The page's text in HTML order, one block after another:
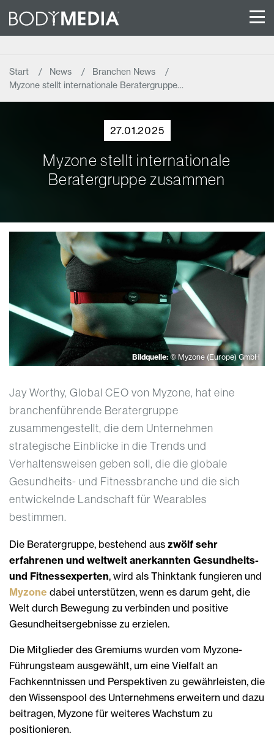
Start News
Branchen News
Myzone stellt internationale Beratergruppe…
27.01.2025
Myzone stellt internationale
Beratergruppe zusammen
Bildquelle: © Myzone (Europe) GmbH
Jay Worthy, Global CEO von Myzone, hat eine
branchenführende Beratergruppe
zusammengestellt, die dem Unternehmen
strategische Einblicke in die Trends und
Verhaltensweisen geben soll, die die globale
Gesundheits- und Fitnessbranche und die sich
entwickelnde Landschaft für Wearables
bestimmen.
Die Beratergruppe, bestehend aus zwölf sehr
erfahrenen und weltweit anerkannten Gesundheits-
und Fitnessexperten, wird als Thinktank fungieren und
Myzone dabei unterstützen, wenn es darum geht, die
Welt durch Bewegung zu verbinden und positive
Gesundheitsergebnisse zu erzielen.
Die Mitglieder des Gremiums wurden vom Myzone-
Führungsteam ausgewählt, um eine Vielfalt an
Fachkenntnissen und Perspektiven zu gewährleisten, die
den Wissenspool des Unternehmens erweitern und dazu
beitragen, Myzone für weiteres Wachstum zu
positionieren.